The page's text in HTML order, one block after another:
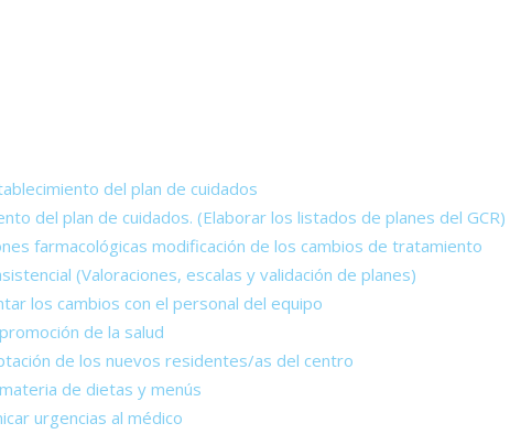
del plan de cuidados
del plan de cuidados. (Elaborar los listados de planes del GCR)
farmacológicas modificación de los cambios de tratamiento
(Valoraciones, escalas y validación de planes)
los cambios con el personal del equipo
de la salud
de los nuevos residentes/as del centro
de dietas y menús
urgencias al médico